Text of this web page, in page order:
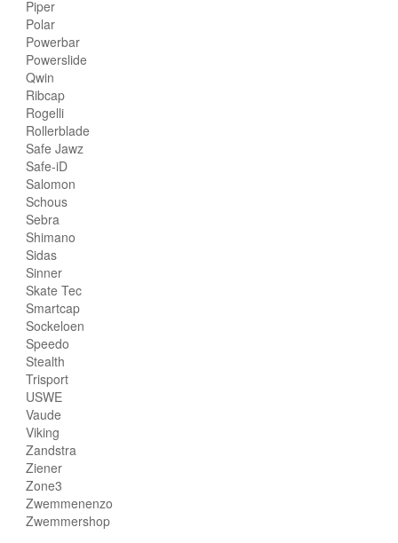
Piper
Polar
Powerbar
Powerslide
Qwin
Ribcap
Rogelli
Rollerblade
Safe Jawz
Safe-iD
Salomon
Schous
Sebra
Shimano
Sidas
Sinner
Skate Tec
Smartcap
Sockeloen
Speedo
Stealth
Trisport
USWE
Vaude
Viking
Zandstra
Ziener
Zone3
Zwemmenenzo
Zwemmershop